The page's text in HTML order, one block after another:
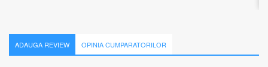
ADAUGA REVIEW OPINIA CUMPARATORILOR